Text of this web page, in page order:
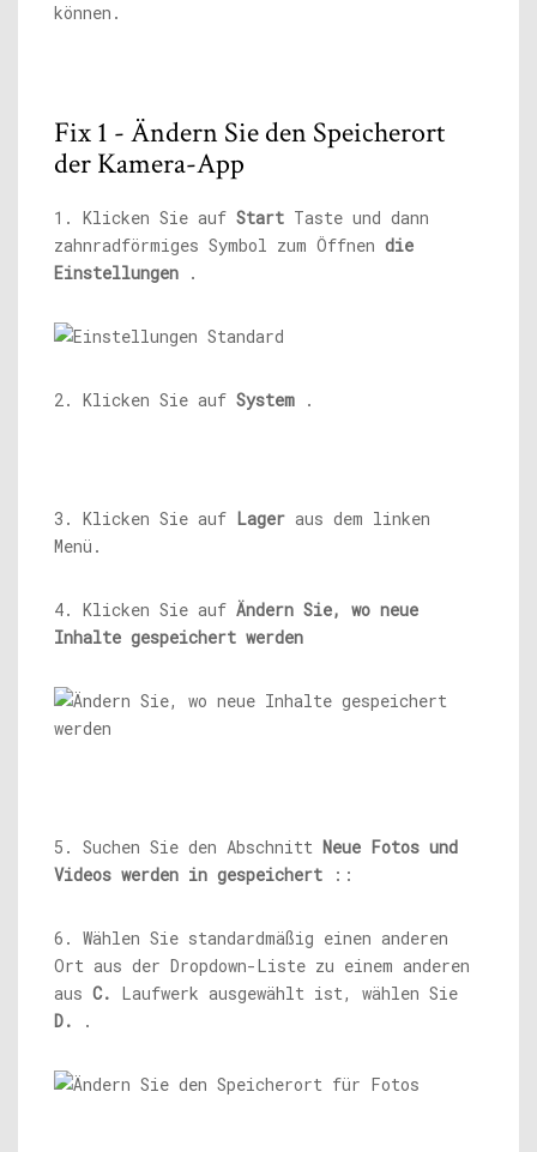
können.
Fix 1 - Ändern Sie den Speicherort
der Kamera-App
1. Klicken Sie auf Start Taste und dann
zahnradförmiges Symbol zum Öffnen die
Einstellungen .
2. Klicken Sie auf System .
3. Klicken Sie auf Lager aus dem linken
Menü.
4. Klicken Sie auf Ändern Sie, wo neue
Inhalte gespeichert werden
5. Suchen Sie den Abschnitt Neue Fotos und
Videos werden in gespeichert ::
6. Wählen Sie standardmäßig einen anderen
Ort aus der Dropdown-Liste zu einem anderen
aus C. Laufwerk ausgewählt ist, wählen Sie
D.
.